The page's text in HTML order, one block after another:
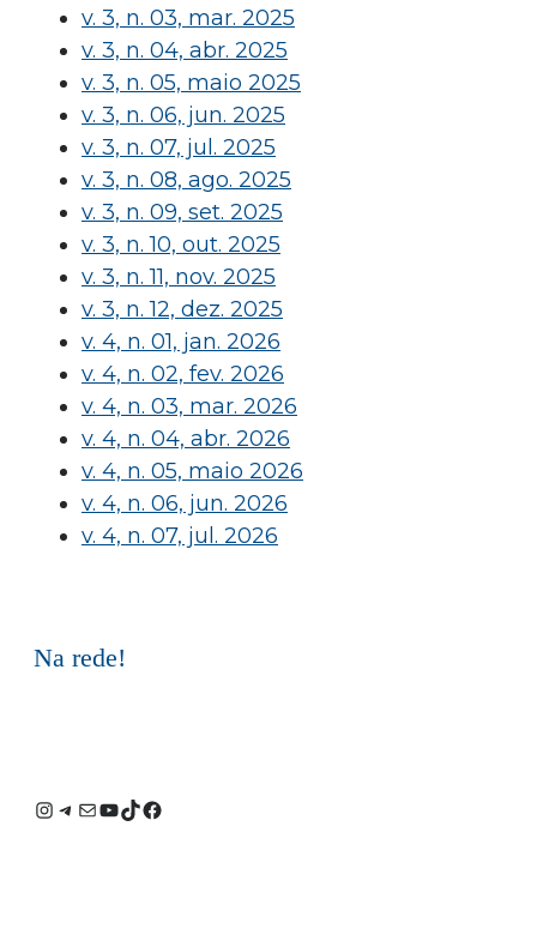
v. 3, n. 03, mar. 2025
v. 3, n. 04, abr. 2025
v. 3, n. 05, maio 2025
v. 3, n. 06, jun. 2025
v. 3, n. 07, jul. 2025
v. 3, n. 08, ago. 2025
v. 3, n. 09, set. 2025
v. 3, n. 10, out. 2025
v. 3, n. 11, nov. 2025
v. 3, n. 12, dez. 2025
v. 4, n. 01, jan. 2026
v. 4, n. 02, fev. 2026
v. 4, n. 03, mar. 2026
v. 4, n. 04, abr. 2026
v. 4, n. 05, maio 2026
v. 4, n. 06, jun. 2026
v. 4, n. 07, jul. 2026
Na rede!
Instagram
Telegram
E-Youtube
TikTok
Facebook